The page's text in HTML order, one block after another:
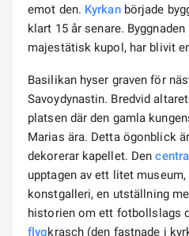
emot den. Kyrkanbörjade
klart 15 år senare.
majestätisk kupol, har blivit
Basilikan hyser graven för
Savoydynastin. Bredvid
platsen där den gamla
Marias ära. Detta ögonblick
dekorerar kapellet. Den
upptagen av ett litet
konstgalleri, en utställning
historien om ett fotbollslags
flygkrasch (den fastnade i